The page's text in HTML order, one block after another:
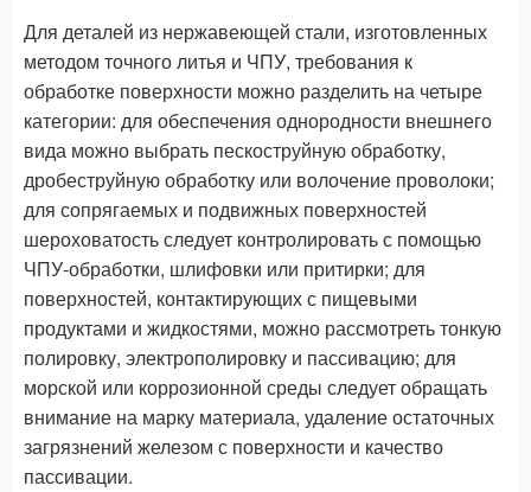
Для деталей из нержавеющей стали, изготовленных
методом точного литья и ЧПУ, требования к
обработке поверхности можно разделить на четыре
категории: для обеспечения однородности внешнего
вида можно выбрать пескоструйную обработку,
дробеструйную обработку или волочение проволоки;
для сопрягаемых и подвижных поверхностей
шероховатость следует контролировать с помощью
ЧПУ-обработки, шлифовки или притирки; для
поверхностей, контактирующих с пищевыми
продуктами и жидкостями, можно рассмотреть тонкую
полировку, электрополировку и пассивацию; для
морской или коррозионной среды следует обращать
внимание на марку материала, удаление остаточных
загрязнений железом с поверхности и качество
пассивации.